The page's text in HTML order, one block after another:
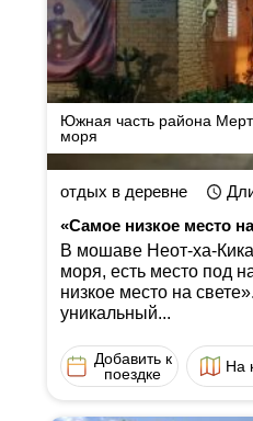
Южная часть района
моря
отдых в деревне
«Самое низкое место
В мошаве Неот-ха-
моря, есть место под
низкое место на
уникальный...
Добавить к
поездке
На